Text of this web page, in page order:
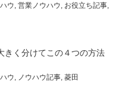
ウ 営業ノウハウ お役立ち記事
きく分けてこの４つの方法
ウ ノウハウ記事 菱田